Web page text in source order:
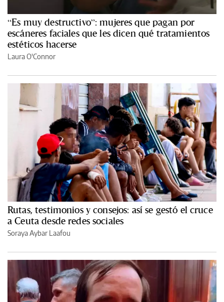
“Es muy destructivo”: mujeres que pagan por
escáneres faciales que les dicen qué tratamientos
estéticos hacerse
Laura O'Connor
Rutas, testimonios y consejos: así se gestó el cruce
a Ceuta desde redes sociales
Soraya Aybar Laafou